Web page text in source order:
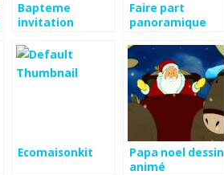
Bapteme
invitation
Faire part
panoramique
Ecomaisonkit
Papa noel dessin
animé